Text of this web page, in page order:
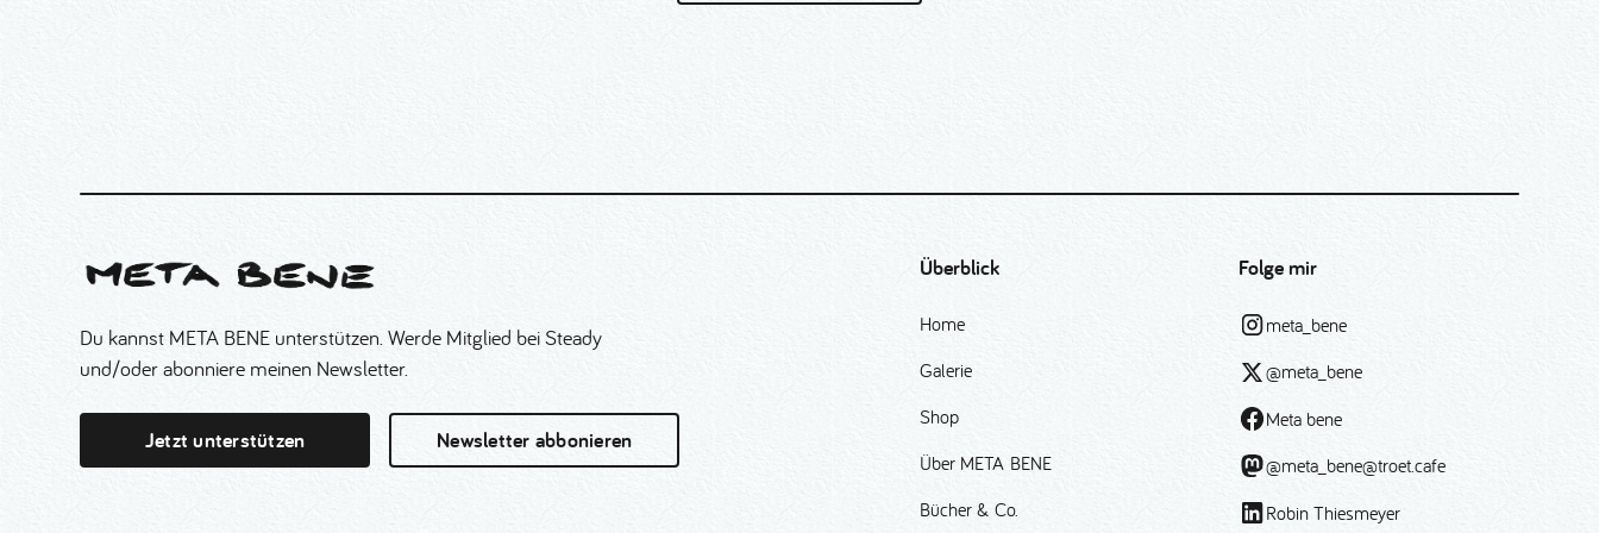
Du kannst META BENE unterstützen. Werde Mitglied bei Steady
und/oder abonniere meinen Newsletter.
Jetzt unterstützen Newsletter abbonieren
Überblick
Home
Galerie
Shop
Über META BENE
Bücher & Co.
Folge mir
meta_bene
@meta_bene
Meta bene
@meta_bene@troet.cafe
Robin Thiesmeyer